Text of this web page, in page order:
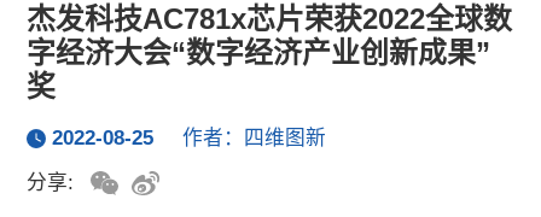
杰发科技AC781x芯片荣获2022全球数
字经济大会“数字经济产业创新成果”
奖
2022-08-25
作者：四维图新
分享: